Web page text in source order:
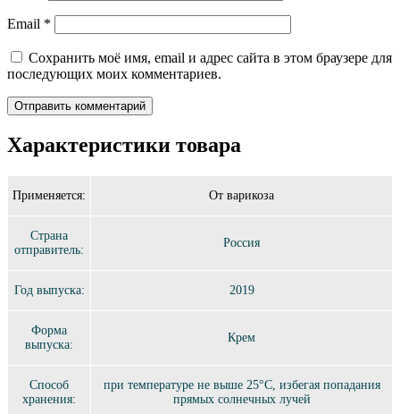
Email *
Сохранить моё имя, email и адрес сайта в этом браузере для
последующих моих комментариев.
Характеристики товара
Применяется: От варикоза
Страна
отправитель:
Россия
Год выпуска: 2019
Форма
выпуска:
Крем
Способ
хранения:
при температуре не выше 25°C, избегая попадания
прямых солнечных лучей